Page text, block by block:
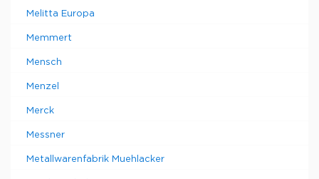
Melitta Europa
Memmert
Mensch
Menzel
Merck
Messner
Metallwarenfabrik Muehlacker